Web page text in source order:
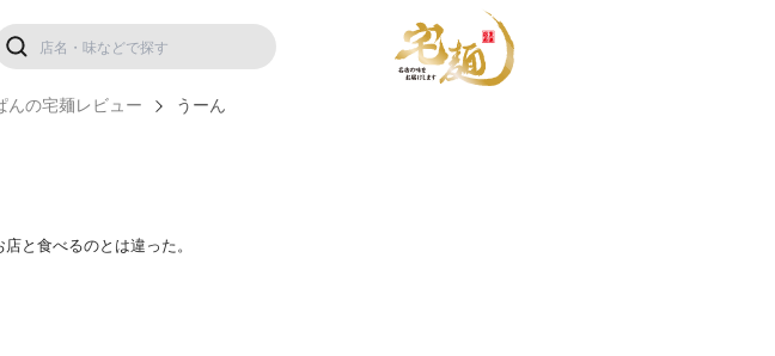
んの宅麺レビュー うーん
と食べるのとは違った。